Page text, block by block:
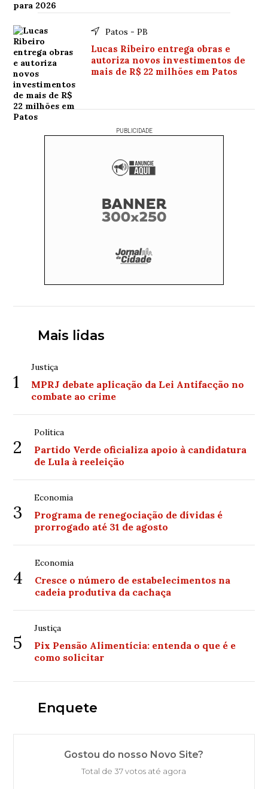
Patos - PB
Lucas Ribeiro entrega obras e
autoriza novos investimentos de
mais de R$ 22 milhões em Patos
PUBLICIDADE
Mais lidas
1
Justiça
MPRJ debate aplicação da Lei Antifacção no
combate ao crime
2
Política
Partido Verde oficializa apoio à candidatura
de Lula à reeleição
3
Economia
Programa de renegociação de dívidas é
prorrogado até 31 de agosto
4
Economia
Cresce o número de estabelecimentos na
cadeia produtiva da cachaça
5
Justiça
Pix Pensão Alimentícia: entenda o que é e
como solicitar
Enquete
Gostou do nosso Novo Site?
Total de 37 votos até agora